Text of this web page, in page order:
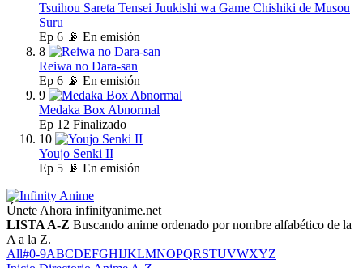
Tsuihou Sareta Tensei Juukishi wa Game Chishiki de Musou
Suru
Ep 6 📡 En emisión
8
Reiwa no Dara-san
Ep 6 📡 En emisión
9
Medaka Box Abnormal
Ep 12 Finalizado
10
Youjo Senki II
Ep 5 📡 En emisión
Únete Ahora infinityanime.net
LISTA A-Z Buscando anime ordenado por nombre alfabético de la
A a la Z.
All#0-9ABCDEFGHIJKLMNOPQRSTUVWXYZ